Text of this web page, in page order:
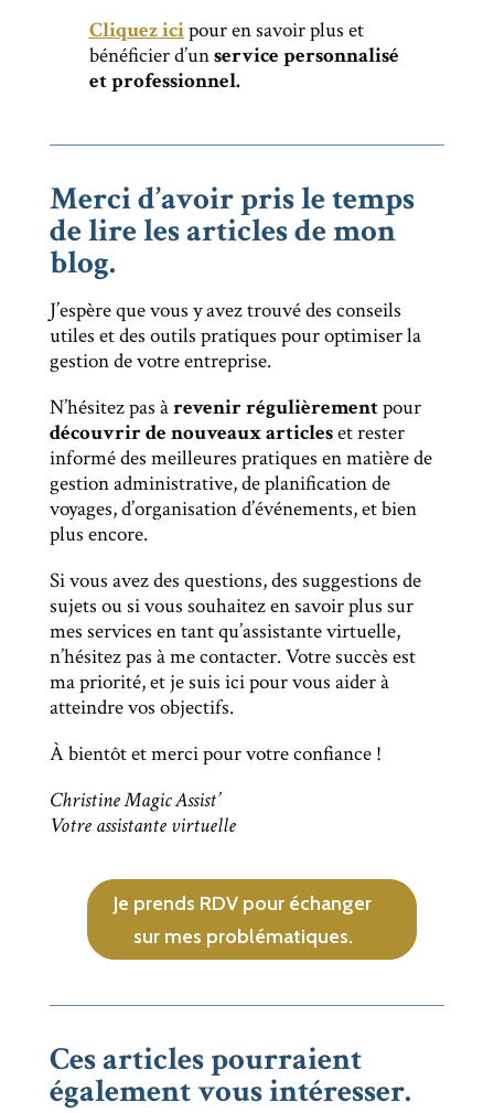
Cliquez icipour en savoir plus et
bénéficier d’unservice personnalisé
et professionnel.
Merci d’avoir pris le temps
de lire les articles de mon
blog.
J’espère que vous y avez trouvé des conseils
utiles et des outils pratiques pour optimiser la
gestion de votre entreprise.
N’hésitez pas àrevenir régulièrementpour
découvrir de nouveaux articleset rester
informé des meilleures pratiques en matière de
gestion administrative, de planification de
voyages, d’organisation d’événements, et bien
plus encore.
Si vous avez des questions, des suggestions de
sujets ou si vous souhaitez en savoir plus sur
mes services en tant qu’assistante virtuelle,
n’hésitez pas à me contacter. Votre succès est
ma priorité, et je suis ici pour vous aider à
atteindre vos objectifs.
À bientôt et merci pour votre confiance !
Christine Magic Assist’
Votre assistante virtuelle
Je prends RDV pour échanger
sur mes problématiques.
Ces articles pourraient
également vous intéresser.